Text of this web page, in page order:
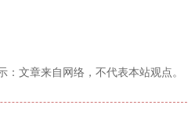
：文章来自网络，不代表本站观点。